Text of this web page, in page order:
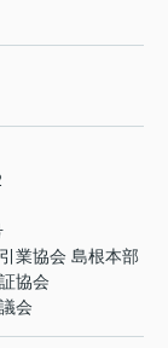
業協会 島根本部
協会
会